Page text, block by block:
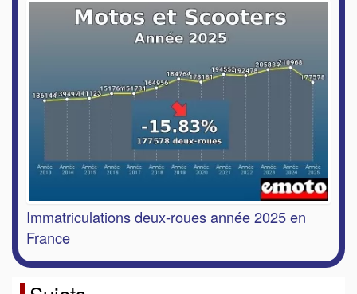
Immatriculations deux-roues année 2025 en
France